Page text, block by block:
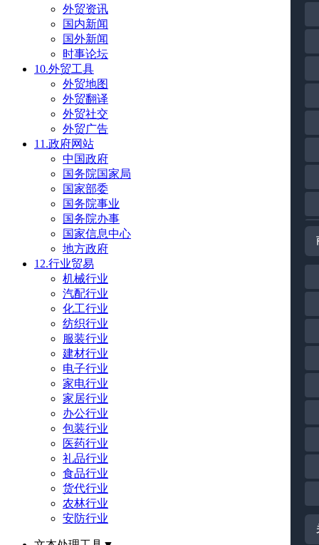
外贸资讯
国内新闻
国外新闻
时事论坛
10.外贸工具
外贸地图
外贸翻译
外贸社交
外贸广告
11.政府网站
中国政府
国务院国家局
国家部委
国务院事业
国务院办事
国家信息中心
地方政府
12.行业贸易
机械行业
汽配行业
化工行业
纺织行业
服装行业
建材行业
电子行业
家电行业
家居行业
办公行业
包装行业
医药行业
礼品行业
食品行业
货代行业
农林行业
安防行业